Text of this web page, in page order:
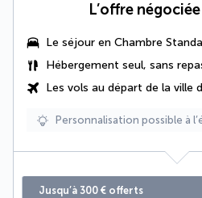
L’offre
Le séjour en Chambre
Hébergement seul, sans
Les vols au départ de la ville
Personnalisation possible à
Jusqu’à 300 € offerts